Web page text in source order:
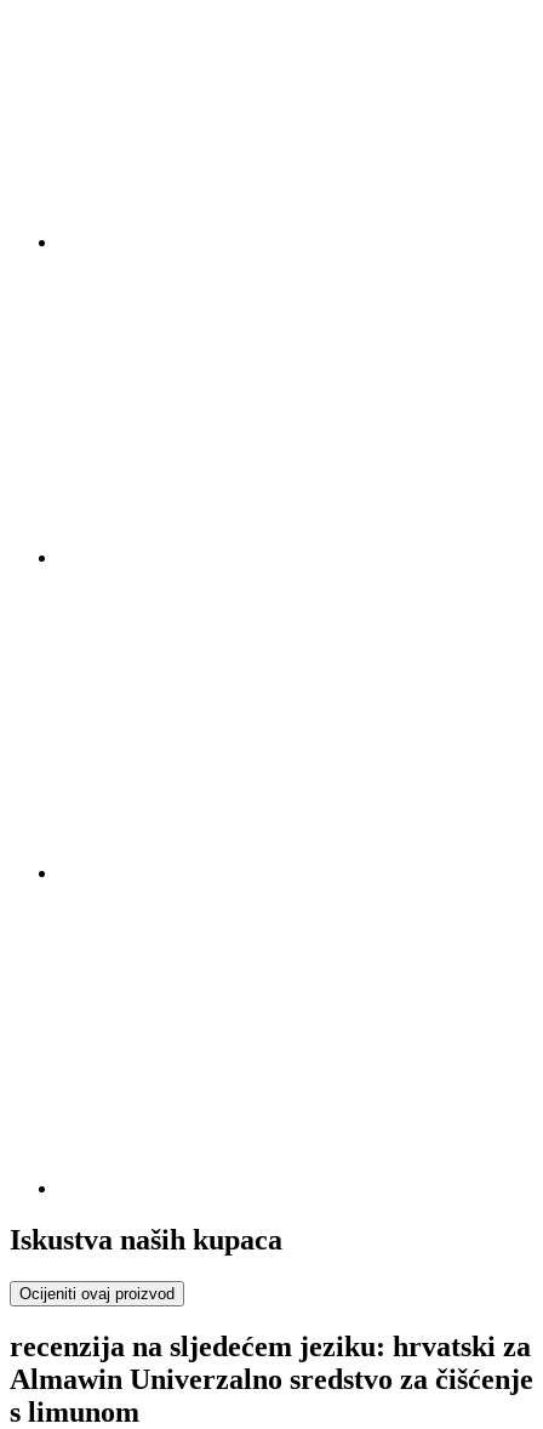
Iskustva naših kupaca
Ocijeniti ovaj proizvod
recenzija na sljedećem jeziku: hrvatski za
Almawin Univerzalno sredstvo za čišćenje
s limunom